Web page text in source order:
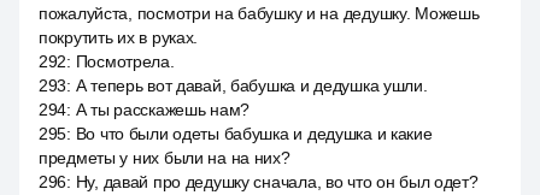
пожалуйста, посмотри на бабушку и на дедушку. Можешь
покрутить их в руках.
292: Посмотрела.
293: А теперь вот давай, бабушка и дедушка ушли.
294: А ты расскажешь нам?
295: Во что были одеты бабушка и дедушка и какие
предметы у них были на на них?
296: Ну, давай про дедушку сначала, во что он был одет?